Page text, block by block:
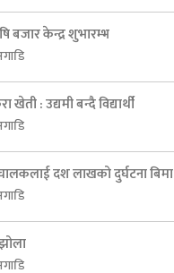
बजार केन्द्र शुभारम्भ
खेती : उद्यमी बन्दै विद्यार्थी
दश लाखको दुर्घटना बिमा